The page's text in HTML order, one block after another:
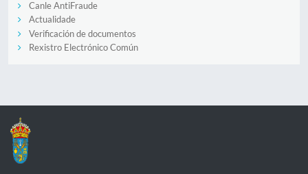
Canle AntiFraude
Actualidade
Verificación de documentos
Rexistro Electrónico Común